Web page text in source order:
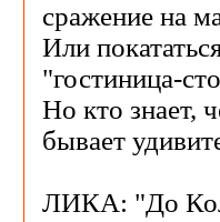
сражение на
Или
"гостиница-
Но кто знает,
бывает
ЛИКА: "До